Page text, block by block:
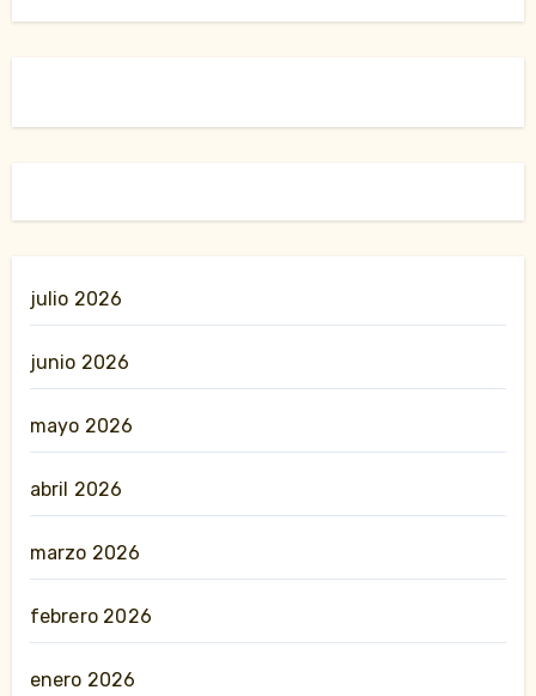
julio 2026
junio 2026
mayo 2026
abril 2026
marzo 2026
febrero 2026
enero 2026